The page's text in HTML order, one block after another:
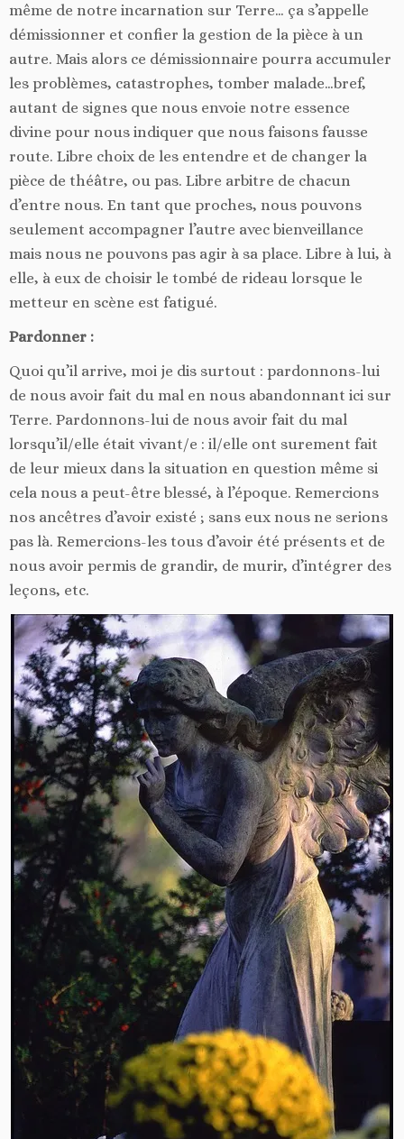
même de notre incarnation sur Terre… ça s’appelle
démissionner et confier la gestion de la pièce à un
autre. Mais alors ce démissionnaire pourra accumuler
les problèmes, catastrophes, tomber malade…bref,
autant de signes que nous envoie notre essence
divine pour nous indiquer que nous faisons fausse
route. Libre choix de les entendre et de changer la
pièce de théâtre, ou pas. Libre arbitre de chacun
d’entre nous. En tant que proches, nous pouvons
seulement accompagner l’autre avec bienveillance
mais nous ne pouvons pas agir à sa place. Libre à lui, à
elle, à eux de choisir le tombé de rideau lorsque le
metteur en scène est fatigué.
Pardonner :
Quoi qu’il arrive, moi je dis surtout : pardonnons-lui
de nous avoir fait du mal en nous abandonnant ici sur
Terre. Pardonnons-lui de nous avoir fait du mal
lorsqu’il/elle était vivant/e : il/elle ont surement fait
de leur mieux dans la situation en question même si
cela nous a peut-être blessé, à l’époque. Remercions
nos ancêtres d’avoir existé ; sans eux nous ne serions
pas là. Remercions-les tous d’avoir été présents et de
nous avoir permis de grandir, de murir, d’intégrer des
leçons, etc.